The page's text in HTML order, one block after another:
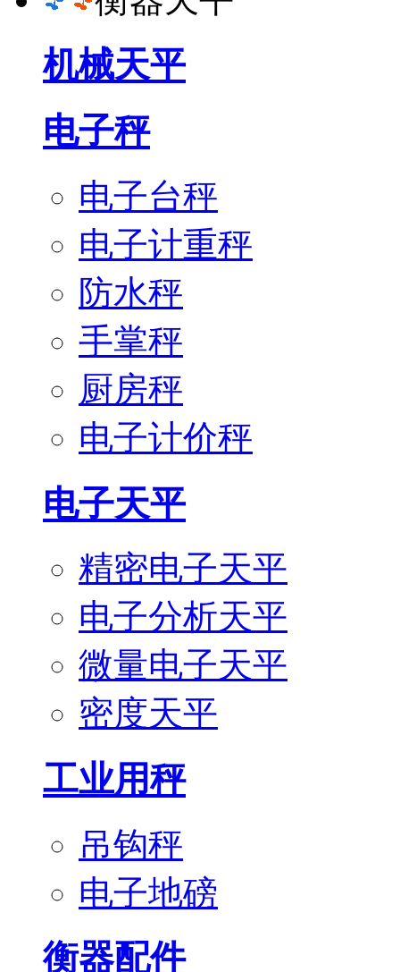
机械天平
电子秤
电子台秤
电子计重秤
防水秤
手掌秤
厨房秤
电子计价秤
电子天平
精密电子天平
电子分析天平
微量电子天平
密度天平
工业用秤
吊钩秤
电子地磅
衡器配件